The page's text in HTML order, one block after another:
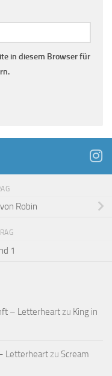
in diesem Browser für
Robin
1
– Letterheartzu King in
Letterheartzu Scream